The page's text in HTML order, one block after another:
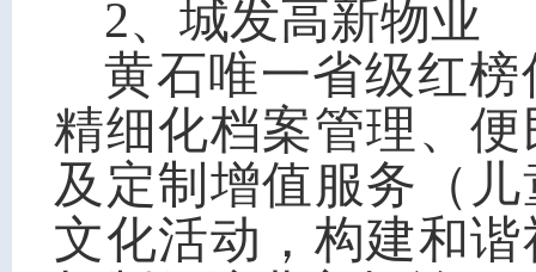
2、 城发高新物业
黄石唯一省级红
精细化档案管理、
及定制增值服务（
文化活动，构建和